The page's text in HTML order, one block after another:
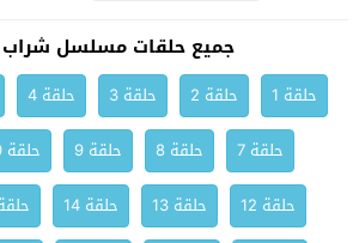
جميع حلقات مسلسل شراب
حلقة 1 حلقة 2 حلقة 3 حلقة 4
حلقة 7
حلقة 8 حلقة 9 حلقة 10
حلقة 12
حلقة 13 حلقة 14 حلقة